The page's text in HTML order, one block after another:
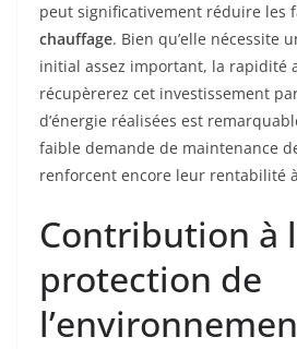
peut significativement réduire les
chauffage. Bien qu’elle nécessite
initial assez important, la rapidité
récupèrerez cet investissement
d’énergie réalisées est
faible demande de maintenance
renforcent encore leur rentabilité
Contribution à
protection de